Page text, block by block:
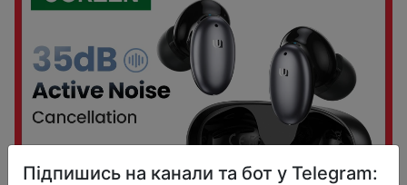
Підпишись на канали та бот у Telegram: